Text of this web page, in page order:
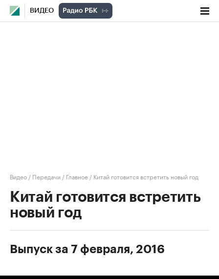
ВИДЕО
Видео / Передачи / Главное / Китай готовится встретить новый год
Китай готовится встретить
новый год
Выпуск за 7 февраля, 2016